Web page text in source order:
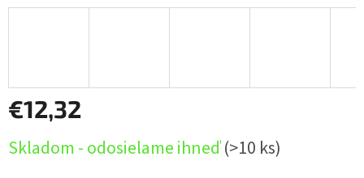
€12,32
cena:
Skladom - odosielame ihneď(>10 ks)